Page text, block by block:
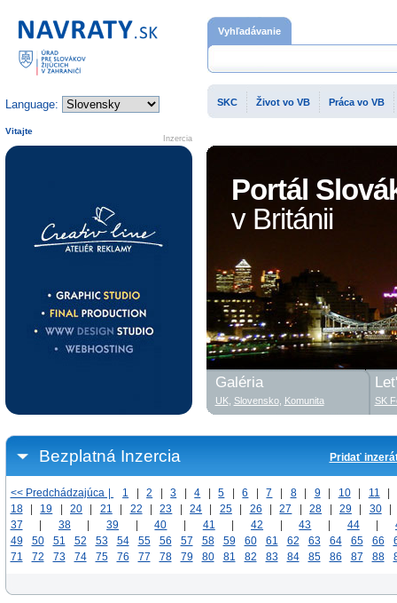
Portál
v Británii
Bezplatná Inzercia Pridať
<< Predchádzajúca | 1 2 3 4 5 6 7 8 9 10 11
18
19 20 21 22 23 24 25 26 27 28 29 30
37
38 39 40 41 42 43 44
49
50 51 52 53 54 55 56 57 58 59 60 61 62 63 64 65 66
71
72 73 74 75 76 77 78 79 80 81 82 83 84 85 86 87 88
Domovská stránka
Language:
Vyhľadávanie
SKC Život vo VB Práca vo VB
Inzercia
Vitajte
Galéria
UK, Slovensko, Komunita SK